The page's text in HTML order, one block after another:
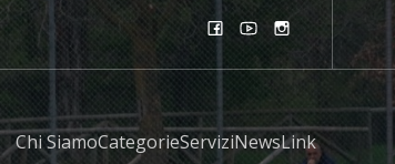
Chi SiamoCategorieServiziNewsLink